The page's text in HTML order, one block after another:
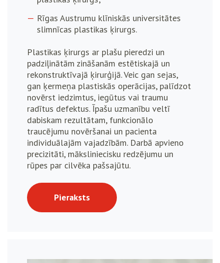
Rīgas Austrumu klīniskās universitātes
slimnīcas plastikas ķirurgs.
Plastikas ķirurgs ar plašu pieredzi un
padziļinātām zināšanām estētiskajā un
rekonstruktīvajā ķirurģijā. Veic gan sejas,
gan ķermeņa plastiskās operācijas, palīdzot
novērst iedzimtus, iegūtus vai traumu
radītus defektus. Īpašu uzmanību veltī
dabiskam rezultātam, funkcionālo
traucējumu novēršanai un pacienta
individuālajām vajadzībām. Darbā apvieno
precizitāti, māksliniecisku redzējumu un
rūpes par cilvēka pašsajūtu.
Pieraksts